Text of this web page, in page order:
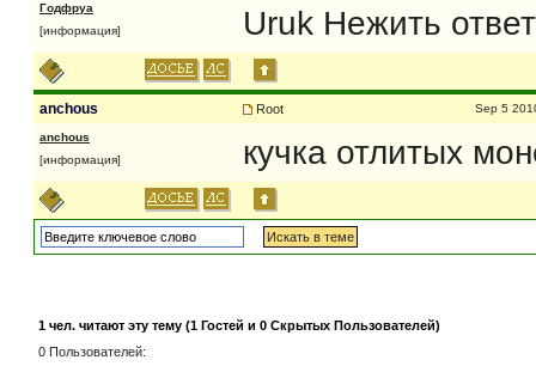
Годфруа
[информация]
Uruk Нежить
anchous Root Sep 5
anchous
[информация]
кучка отлитых
1 чел. читают эту тему (1 Гостей и 0 Скрытых Пользователей)
0 Пользователей: